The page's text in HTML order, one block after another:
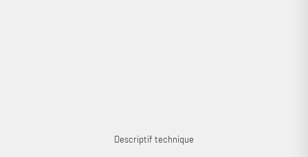
Descriptif technique